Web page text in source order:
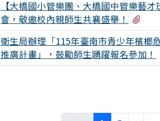
【大橋國小管樂團、大橋國中管樂藝
會，敬邀校內親師生共襄盛舉！
衛生局辦理「115年臺南市青少年檳榔
推廣計畫」，鼓勵師生踴躍報名參加！